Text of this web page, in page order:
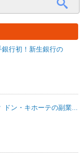
行初！新生銀行の
ン・キホーテの副業...